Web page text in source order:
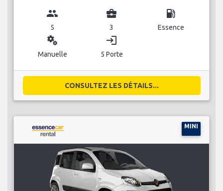
group
5
business_center
3
local_gas_station
Essence
miscellaneous_services
Manuelle
login
5 Porte
CONSULTEZ LES DÉTAILS...
MINI